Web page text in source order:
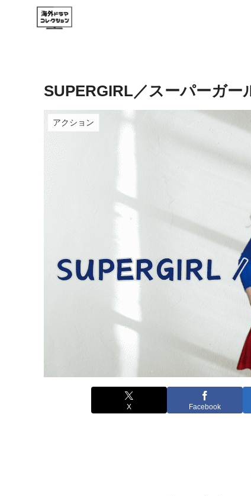
SUPERGIRL／スーパーガ
アクション
X Facebook